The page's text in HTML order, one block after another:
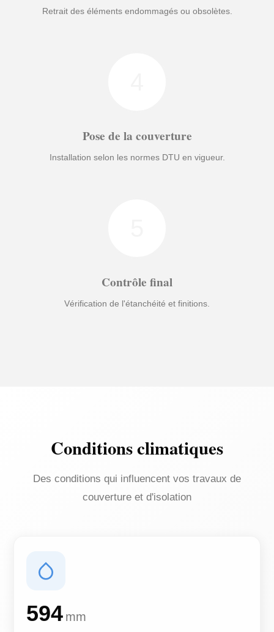
Retrait des éléments endommagés ou obsolètes.
Pose de la couverture
Installation selon les normes DTU en vigueur.
Contrôle final
Vérification de l'étanchéité et finitions.
Conditions climatiques
Des conditions qui influencent vos travaux de
couverture et d'isolation
594 mm